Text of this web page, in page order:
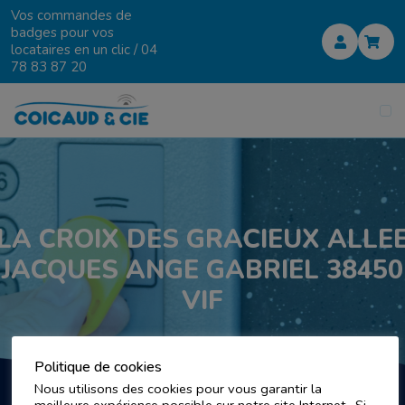
Vos commandes de
badges pour vos
locataires en un clic /04
78 83 87 20
CROIX DES GRACIEUX
JACQUES ANGE GABRIEL 38450
VIF
Politique de cookies
Nous utilisons des cookies pour vous garantir la